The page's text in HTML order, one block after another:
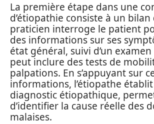
La première étape dans une
d’étiopathie consiste à un
praticien interroge le patient
des informations sur ses
état général, suivi d’un
peut inclure des tests de
palpations. En s’appuyant sur
informations, l’étiopathe
diagnostic étiopathique,
d’identifier la cause réelle des
malaises.